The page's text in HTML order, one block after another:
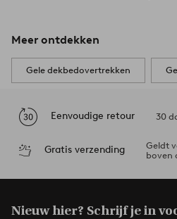
Meer ontdekken
Gele dekbedovertrekken
Eenvoudige retour 30
Gratis verzending
Geldt
boven
Nieuw hier? Schrijf je in